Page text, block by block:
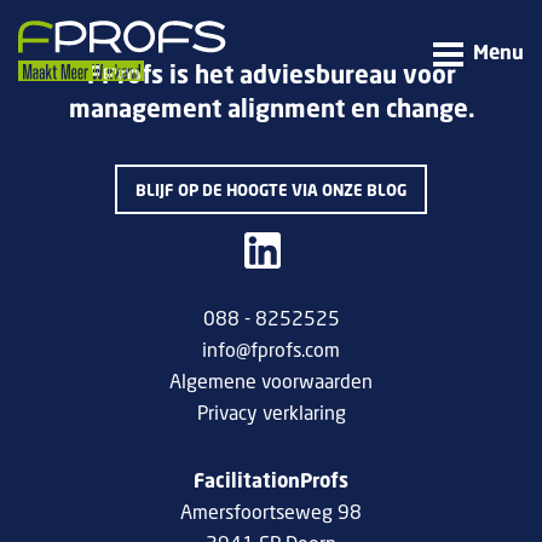
Menu
FProfs is het adviesbureau voor
management alignment en change.
BLIJF OP DE HOOGTE VIA ONZE BLOG
088 - 8252525
info@fprofs.com
Algemene voorwaarden
Privacy verklaring
FacilitationProfs
Amersfoortseweg 98